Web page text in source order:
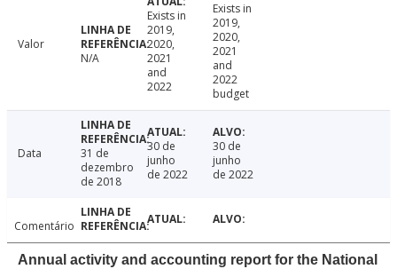
Valor
N/A
Exists in
2019,
2020,
2021
and
2022
Exists in
2019,
2020,
2021
and
2022
budget
Data
31 de
dezembro
de 2018
30 de
junho
de 2022
30 de
junho
de 2022
Comentário
Annual activity and accounting report for the National